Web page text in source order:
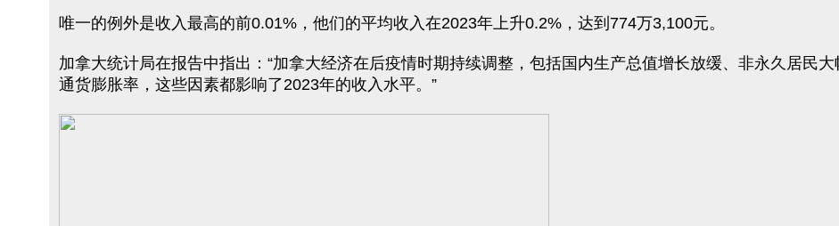
唯一的例外是收入最高的前0.01%，他们的平均收入在2023年上升0.2%，达到774万3,100元。
加拿大统计局在报告中指出：“加拿大经济在后疫情时期持续调整，包括国内生产总值增长放缓、非永久居民
通货膨胀率，这些因素都影响了2023年的收入水平。”